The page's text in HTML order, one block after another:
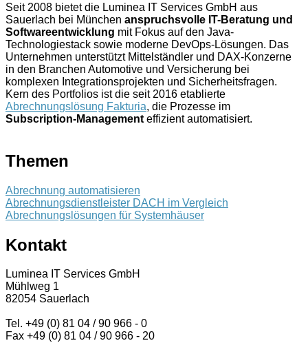
Seit 2008 bietet die Luminea IT Services GmbH aus
Sauerlach bei München anspruchsvolle IT-Beratung und
Softwareentwicklung mit Fokus auf den Java-
Technologiestack sowie moderne DevOps-Lösungen. Das
Unternehmen unterstützt Mittelständler und DAX-Konzerne
in den Branchen Automotive und Versicherung bei
komplexen Integrationsprojekten und Sicherheitsfragen.
Kern des Portfolios ist die seit 2016 etablierte
Abrechnungslösung Fakturia, die Prozesse im
Subscription-Management effizient automatisiert.
Themen
Abrechnung automatisieren
Abrechnungsdienstleister DACH im Vergleich
Abrechnungslösungen für Systemhäuser
Kontakt
Luminea IT Services GmbH
Mühlweg 1
82054 Sauerlach
Tel. +49 (0) 81 04 / 90 966 - 0
Fax +49 (0) 81 04 / 90 966 - 20